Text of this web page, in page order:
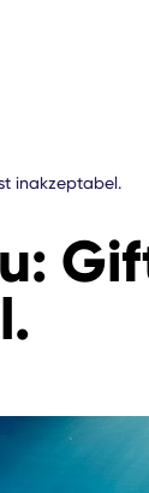
inakzeptabel.